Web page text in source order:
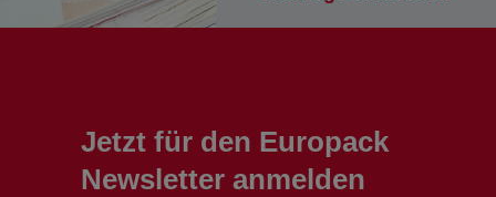
Jetzt für den Europack
Newsletter anmelden